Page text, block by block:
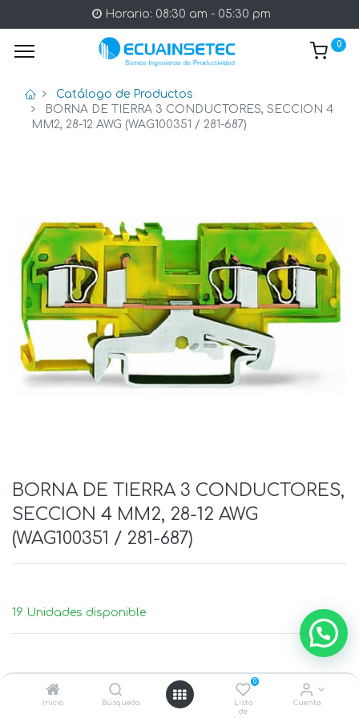
Inicio Búsqueda
0
Lista
de
Cuenta
Horario: 08:30 am - 05:30 pm
0
Catálogo de Productos
BORNA DE TIERRA 3 CONDUCTORES, SECCION 4
MM2, 28-12 AWG (WAG100351 / 281-687)
BORNA DE TIERRA 3 CONDUCTORES,
SECCION 4 MM2, 28-12 AWG
(WAG100351 / 281-687)
19 Unidades disponible